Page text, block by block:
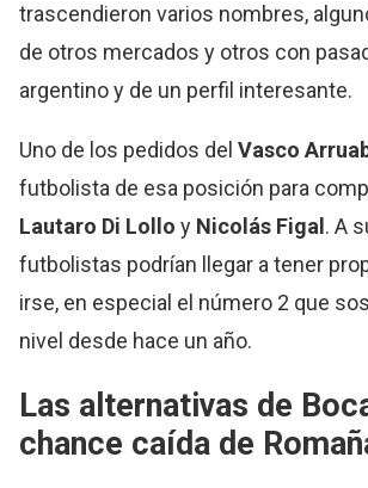
trascendieron varios nombres,
de otros mercados y otros con
argentino y de un perfil interesante.
Uno de los pedidos delVasco
futbolista de esa posición para
Lautaro Di Lolloy Nicolás Figal . A
futbolistas podrían llegar a tener
irse, en especial el número 2 que
nivel desde hace un año.
Las alternativas de
chance caída de